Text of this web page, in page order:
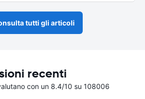
tutti gli articoli
recenti
con un 8.4/10 su 108006